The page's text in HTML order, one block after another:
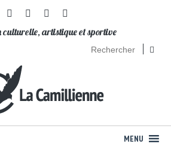
culturelle, artistique et sportive